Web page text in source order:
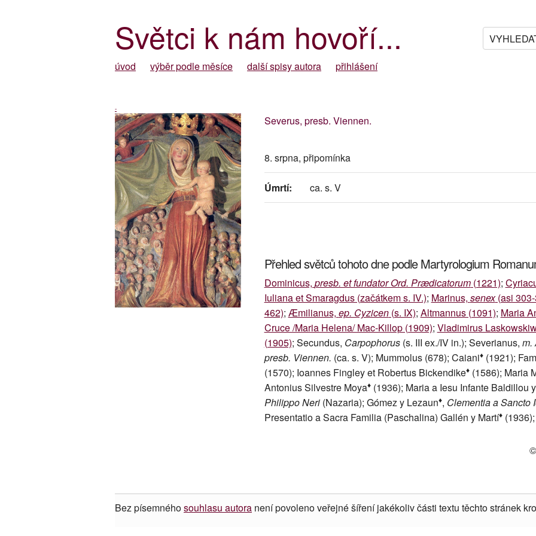
Světci k nám hovoří...
úvod výběr podle měsíce další spisy autora přihlášení
-
Severus, presb. Viennen.
8. srpna, připomínka
Úmrtí: ca. s. V
Přehled světců tohoto dne podle Martyrologium
Dominicus, presb. et fundator Ord. Prædicatorum(1221);
Iuliana et Smaragdus (začátkem s. IV.); Marinus, senex(asi
462); Æmilianus, ep. Cyzicen(s. IX); Altmannus (1091); Maria
Cruce /Maria Helena/ Mac-Killop (1909); Vladimirus
(1905); Secundus, Carpophorus(s. III ex./IV in.); Severianus, m.
presb. Viennen. (ca. s. V); Mummolus (678); Caiani♦(1921);
(1570); Ioannes Fingley et Robertus Bickendike♦(1586); Maria
Antonius Silvestre Moya♦(1936); Maria a Iesu Infante Baldillou
Philippo Neri(Nazaria); Gómez y Lezaun♦, Clementia a Sancto
Presentatio a Sacra Familia (Paschalina) Gallén y Martí♦(1936);
Bez písemnéhosouhlasu autora není povoleno veřejné šíření jakékoliv části textu těchto stránek